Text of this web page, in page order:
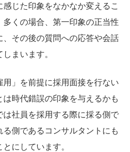
感じた印象をなかなか変えるこ
多くの場合、第一印象の正当性
、その後の質問への応答や会話
まいます。
」を前提に採用面接を行ない
は時代錯誤の印象を与えるかも
は社員を採用する際に採る側で
側であるコンサルタントにも
にしています。